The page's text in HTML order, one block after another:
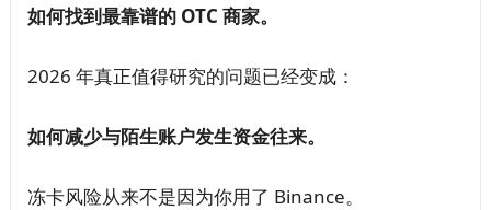
如何找到最靠谱的 OTC 商家。
2026 年真正值得研究的问题已经变成：
如何减少与陌生账户发生资金往来。
冻卡风险从来不是因为你用了 Binance。